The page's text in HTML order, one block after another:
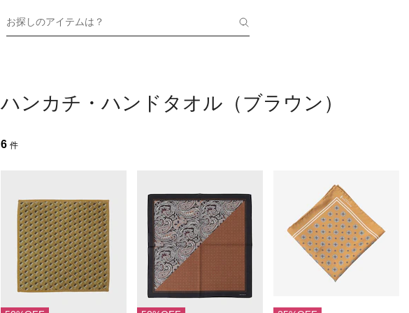
お探しのアイテムは？
ハンカチ・ハンドタオル（ブラウン）
6 件